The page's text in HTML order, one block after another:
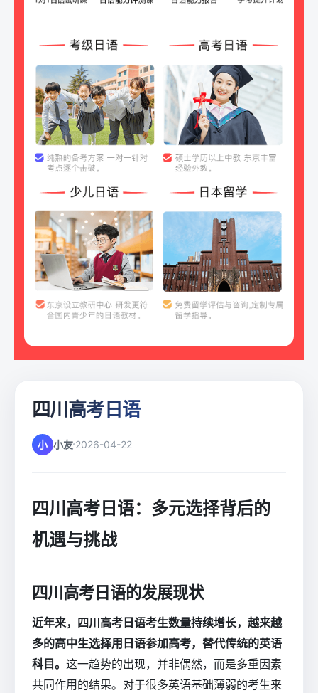
四川高考日语
小 小友 2026-04-22
四川高考日语：多元选择背后的
机遇与挑战
四川高考日语的发展现状
近年来，四川高考日语考生数量持续增长，越来越
多的高中生选择用日语参加高考，替代传统的英语
科目。 这一趋势的出现，并非偶然，而是多重因素
共同作用的结果。对于很多英语基础薄弱的考生来